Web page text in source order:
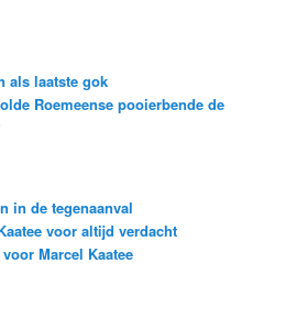
als laatste gok
Roemeense pooierbende de
in de tegenaanval
voor altijd verdacht
Marcel Kaatee